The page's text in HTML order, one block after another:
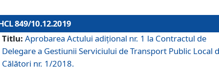
849/10.12.2019
Titlu: Aprobarea Actului adiţional nr. 1 la Contractul de
Delegare a Gestiunii Serviciului de Transport Public Local
Călători nr. 1/2018.